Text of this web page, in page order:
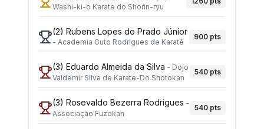
Washi-ki-o Karate do Shorin-ryu
(2) Rubens Lopes do Prado Júnior
- Academia Guto Rodrigues de Karatê
900 pts
(3) Eduardo Almeida da Silva - Dojo
Valdemir Silva de Karate-Do Shotokan
540 pts
(3) Rosevaldo Bezerra Rodrigues -
Associação Fuzokan
540 pts